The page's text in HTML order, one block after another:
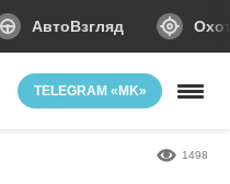
АвтоВзгляд
TELEGRAM «MK»
1498